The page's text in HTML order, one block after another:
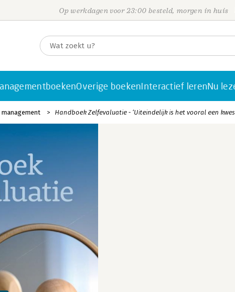
Op werkdagen voor 23:00 besteld, morgen in huis
Overige boekenInteractief lerenNu
management Handboek Zelfevaluatie - ‘Uiteindelijk is het vooral een